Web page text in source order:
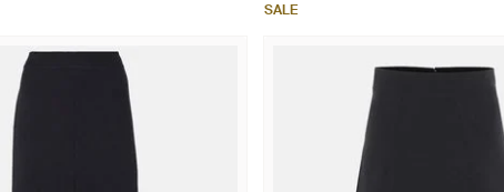
SALE